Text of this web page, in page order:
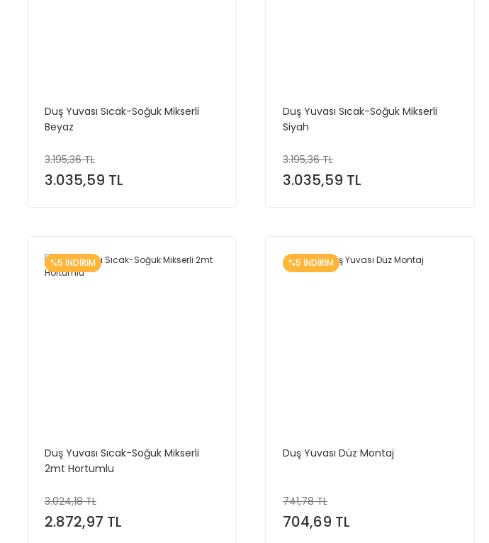
Duş Yuvası Sıcak-Soğuk Mikserli
Beyaz
3.195,36 TL
3.035,59 TL
Duş Yuvası Sıcak-Soğuk Mikserli
Siyah
3.195,36 TL
3.035,59 TL
%5 İNDİRİM
Duş Yuvası Sıcak-Soğuk Mikserli
2mt Hortumlu
3.024,18 TL
2.872,97 TL
%5 İNDİRİM
Duş Yuvası Düz Montaj
741,78 TL
704,69 TL